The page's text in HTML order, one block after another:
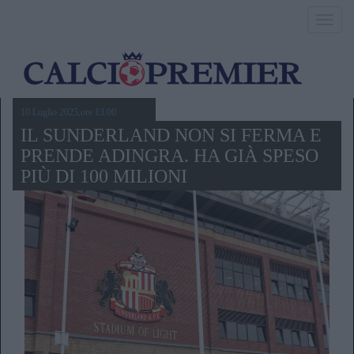
10 Luglio 2025,ore 13.00
IL SUNDERLAND NON SI FERMA E
PRENDE ADINGRA. HA GIÀ SPESO
PIÙ DI 100 MILIONI